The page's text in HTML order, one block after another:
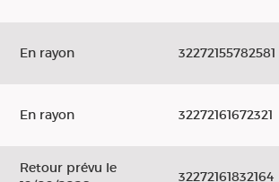
En rayon 32272155782581
En rayon 32272161672321
Retour prévu le
32272161832164